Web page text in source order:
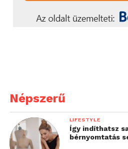
konfigurációval
stabilizálhatjuk
illetve
szabályoknak és
megfelelést.
Népszerű
LIFESTYLE
Így indíthatsz
bérnyomtatás